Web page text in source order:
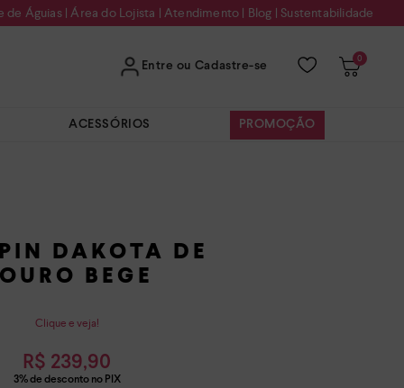
de Águias|Área do Lojista | Atendimento | Blog | Sustentabilidade
Entre ou Cadastre-se
0
ACESSÓRIOS PROMOÇÃO
DAKOTA DE
BEGE
Clique e veja!
R$ 239,90